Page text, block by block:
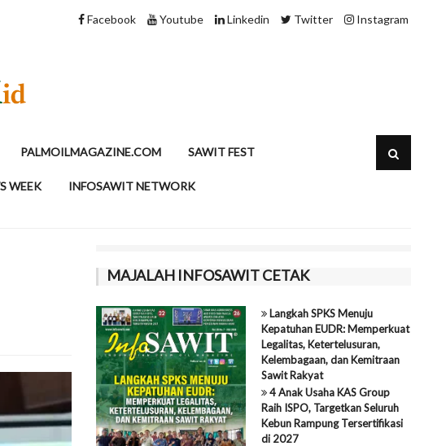
Kepastian Mandatori B50 Indonesia Minyak Sawit
Instagram
Twitter
Linkedin
Youtube
Facebook
PALMOILMAGAZINE.COM SAWIT FEST
WEEK INFOSAWIT NETWORK
MAJALAH INFOSAWIT CETAK
Langkah SPKS Menuju
Kepatuhan EUDR: Memperkuat
Legalitas, Ketertelusuran,
Kelembagaan, dan Kemitraan
Sawit Rakyat
4 Anak Usaha KAS Group
Raih ISPO, Targetkan Seluruh
Kebun Rampung Tersertifikasi
di 2027